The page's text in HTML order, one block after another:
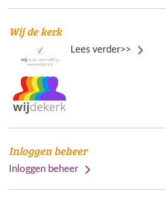
Wij de kerk
Lees verder>>
Inloggen beheer
Inloggen beheer